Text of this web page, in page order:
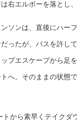
右エルボーを落とし
ソンは、直後にハー
ったが、パスを許し
プエスケープから足
へ。そのままの状態で
から素早くテイクダ